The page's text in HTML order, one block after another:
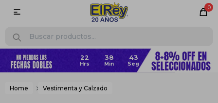
0

43
Home Vestimenta y Calzado